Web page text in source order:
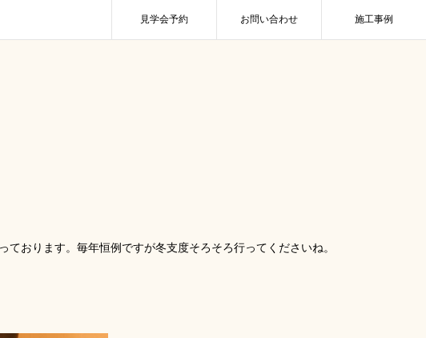
見学会予約 お問い合わせ 施工事例
おります。毎年恒例ですが冬支度そろそろ行ってくださいね。